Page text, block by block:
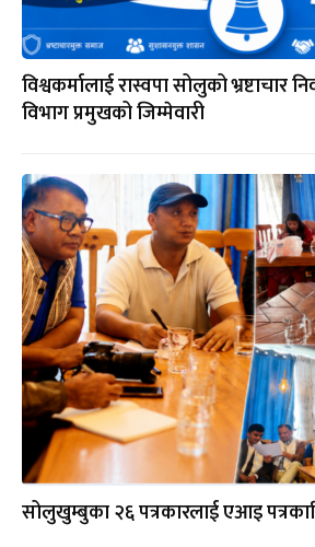
विश्वकर्मालाई रास्वपा सोलुको भ्रष्टाचार
विभाग प्रमुखको जिम्मेवारी
सोलुखुम्बुका २६ पत्रकारलाई एआइ